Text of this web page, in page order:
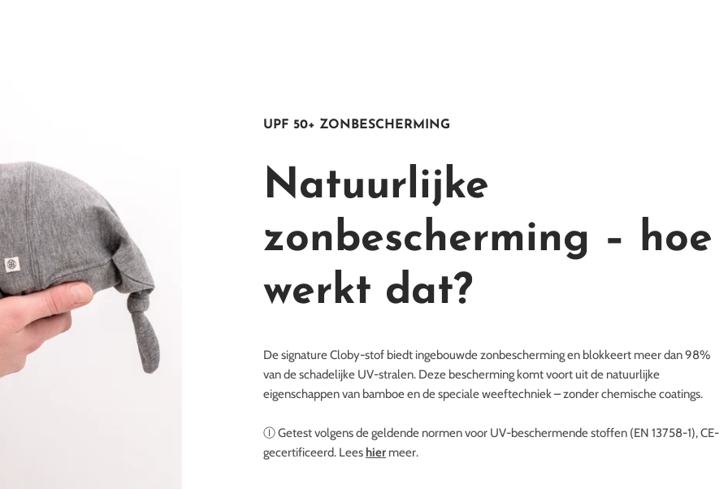
UPF 50+ ZONBESCHERMING
Natuurlijke
zonbescherming – hoe
werkt dat?
De signature Cloby-stof biedt ingebouwde zonbescherming en blokkeert meer dan 98%
van de schadelijke UV-stralen. Deze bescherming komt voort uit de natuurlijke
eigenschappen van bamboe en de speciale weeftechniek – zonder chemische coatings.
Ⓘ Getest volgens de geldende normen voor UV-beschermende stoffen (EN 13758-1), CE-
gecertificeerd. Lees hier meer.